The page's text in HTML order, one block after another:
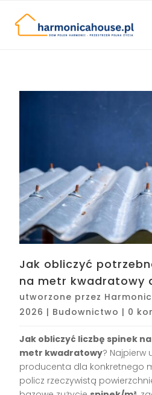
Jak obliczyć
na metr kwadratowy
utworzone przez
2026 | Budownictwo | 0
Jak obliczyć liczbę spinek na
metr kwadratowy? Najpierw
producenta dla konkretnego
policz rzeczywistą